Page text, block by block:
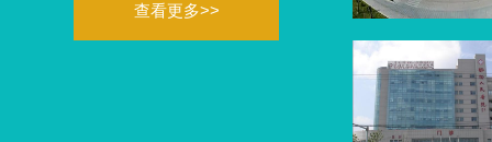
查看更多>>